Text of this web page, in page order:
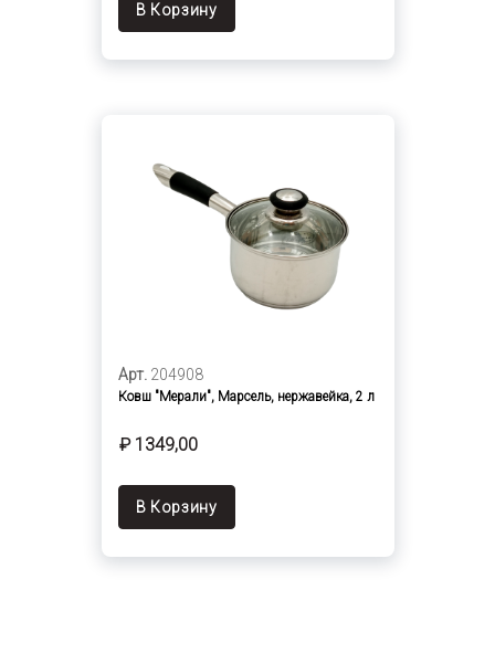
В Корзину
Арт. 204908
Ковш "Мерали", Марсель, нержавейка, 2 л
₽ 1349,00
В Корзину